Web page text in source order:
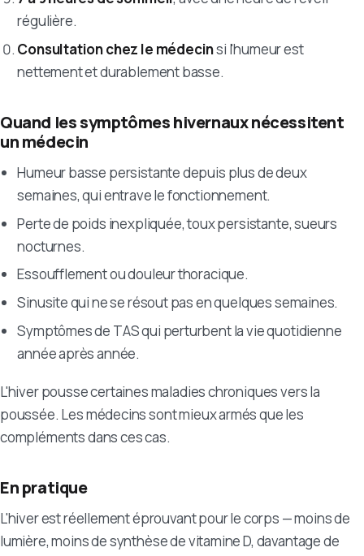
régulière.
Consultation chez le médecinsi l'humeur est
nettement et durablement basse.
Quand les symptômes hivernaux nécessitent
un médecin
Humeur basse persistante depuis plus de deux
semaines, qui entrave le fonctionnement.
Perte de poids inexpliquée, toux persistante, sueurs
nocturnes.
Essoufflement ou douleur thoracique.
Sinusite qui ne se résout pas en quelques semaines.
Symptômes de TAS qui perturbent la vie quotidienne
année après année.
L'hiver pousse certaines maladies chroniques vers la
poussée. Les médecins sont mieux armés que les
compléments dans ces cas.
En pratique
L'hiver est réellement éprouvant pour le corps — moins de
lumière, moins de synthèse de vitamine D, davantage de